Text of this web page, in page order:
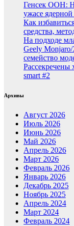
Генсек ООН:
ужасе
Как
средства,
На подходе
Geely Monjaro/
семейство
Рассекречены
smart #2
Архивы
Август 2026
Июль 2026
Июнь 2026
Май 2026
Апрель 2026
Март 2026
Февраль 2026
Январь 2026
Декабрь 2025
Ноябрь 2025
Апрель 2024
Март 2024
Февраль 2024